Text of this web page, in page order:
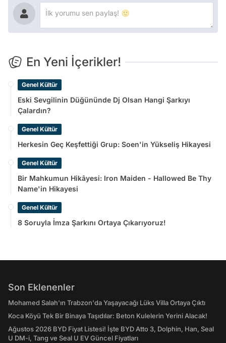
En Yeni İçerikler!
Genel Kültür
Eski Sevgilinin Düğününde Dj Olsan Hangi Şarkıyı
Çalardın?
Genel Kültür
Herkesin Geç Keşfettiği Grup: Soen'in Yükseliş Hikayesi
Genel Kültür
Bir Mahkumun Hikâyesi: Iron Maiden - Hallowed Be Thy
Name'in Hikayesi
Genel Kültür
8 Soruyla İmza Şarkını Ortaya Çıkarıyoruz!
Son Eklenenler
Mohamed Salah'ın Trabzon'da Yaşayacağı Lüks Villa Ortaya Çıktı
Koca Köyü Tek Bir Binaya Taşıdılar: Beton Kulelerin Yerini Alacak!
Ağustos 2026 BYD Fiyat Listesi! İşte BYD Atto 3, Dolphin, Han, Seal
U DM-i, Tang ve Seal U EV Güncel Fiyatları